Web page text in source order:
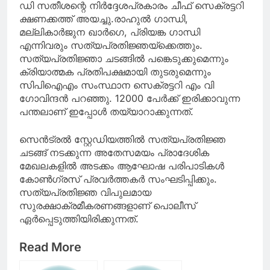
ഡി സതീശന്റെ നിര്‍ദ്ദേശപ്രകാരം ചീഫ് സെക്രട്ടറി
ക്ഷണക്കത്ത് അയച്ചു.രാഹുല്‍ ഗാന്ധി,
മല്ലികാര്‍ജുന ഖാര്‍ഗെ, പ്രിയങ്ക ഗാന്ധി
എന്നിവരും സത്യപ്രതിജ്ഞയ്‌ക്കെത്തും.
സത്യപ്രതിജ്ഞാ ചടങ്ങില്‍ പങ്കെടുക്കുമെന്നും
ക്രിയാത്മക പ്രതിപക്ഷമായി തുടരുമെന്നും
സിപിഐഎം സംസ്ഥാന സെക്രട്ടറി എം വി
ഗോവിന്ദന്‍ പറഞ്ഞു. 12000 പേര്‍ക്ക് ഇരിക്കാവുന്ന
പന്തലാണ് ഇപ്പോള്‍ തയ്യാറാക്കുന്നത്.
സെന്‍ട്രല്‍ സ്റ്റേഡിയത്തില്‍ സത്യപ്രതിജ്ഞ
ചടങ്ങ് നടക്കുന്ന അതേസമയം പ്രാദേശിക
മേഖലകളില്‍ അടക്കം ആഘോഷ പരിപാടികള്‍
കോണ്‍ഗ്രസ് പ്രവര്‍ത്തകര്‍ സംഘടിപ്പിക്കും.
സത്യപ്രതിജ്ഞ വിപുലമായ
സുരക്ഷാക്രമീകരണങ്ങളാണ് പൊലീസ്
ഏര്‍പ്പെടുത്തിയിരിക്കുന്നത്.
Read More